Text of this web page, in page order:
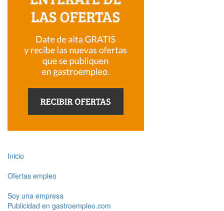
Inicio
Ofertas empleo
Soy una empresa
Publicidad en gastroempleo.com